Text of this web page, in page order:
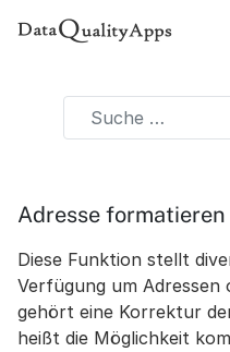
Adresse formatieren
Diese Funktion stellt
Verfügung um
gehört eine Korrektur
heißt die Möglichkeit